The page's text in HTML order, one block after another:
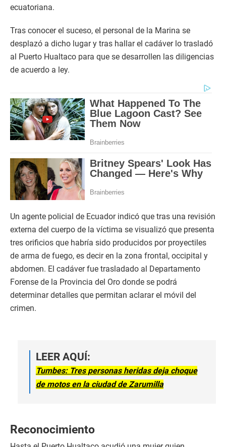
ecuatoriana.
Tras conocer el suceso, el personal de la Marina se
desplazó a dicho lugar y tras hallar el cadáver lo trasladó
al Puerto Hualtaco para que se desarrollen las diligencias
de acuerdo a ley.
Un agente policial de Ecuador indicó que tras una revisión
externa del cuerpo de la víctima se visualizó que presenta
tres orificios que habría sido producidos por proyectiles
de arma de fuego, es decir en la zona frontal, occipital y
abdomen. El cadáver fue trasladado al Departamento
Forense de la Provincia del Oro donde se podrá
determinar detalles que permitan aclarar el móvil del
crimen.
LEER AQUÍ:
Tumbes: Tres personas heridas deja choque
de motos en la ciudad de Zarumilla
Reconocimiento